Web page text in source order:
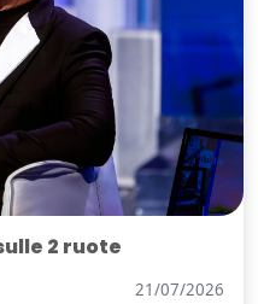
2 ruote
21/07/2026